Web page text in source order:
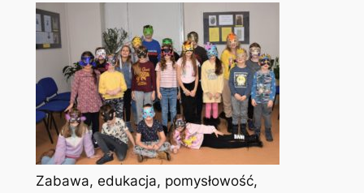
Zabawa, edukacja, pomysłowość,